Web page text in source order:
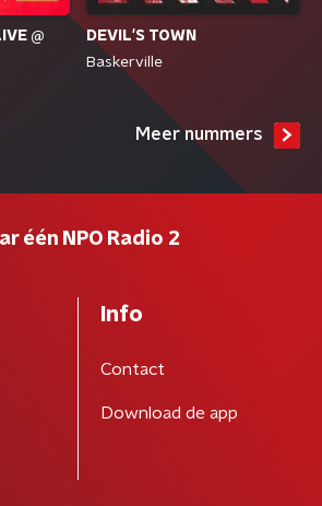
@
DEVIL'S TOWN
Baskerville
Meer nummers
één NPO Radio 2
Info
Contact
Download de app